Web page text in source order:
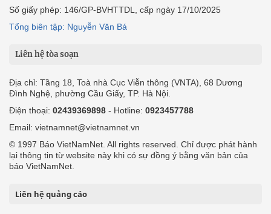
Số giấy phép: 146/GP-BVHTTDL, cấp ngày 17/10/2025
Tổng biên tập: Nguyễn Văn Bá
Liên hệ tòa soạn
Địa chỉ: Tầng 18, Toà nhà Cục Viễn thông (VNTA), 68 Dương
Đình Nghệ, phường Cầu Giấy, TP. Hà Nội.
Điện thoại: 02439369898 - Hotline: 0923457788
Email: vietnamnet@vietnamnet.vn
© 1997 Báo VietNamNet. All rights reserved. Chỉ được phát hành
lại thông tin từ website này khi có sự đồng ý bằng văn bản của
báo VietNamNet.
Liên hệ quảng cáo